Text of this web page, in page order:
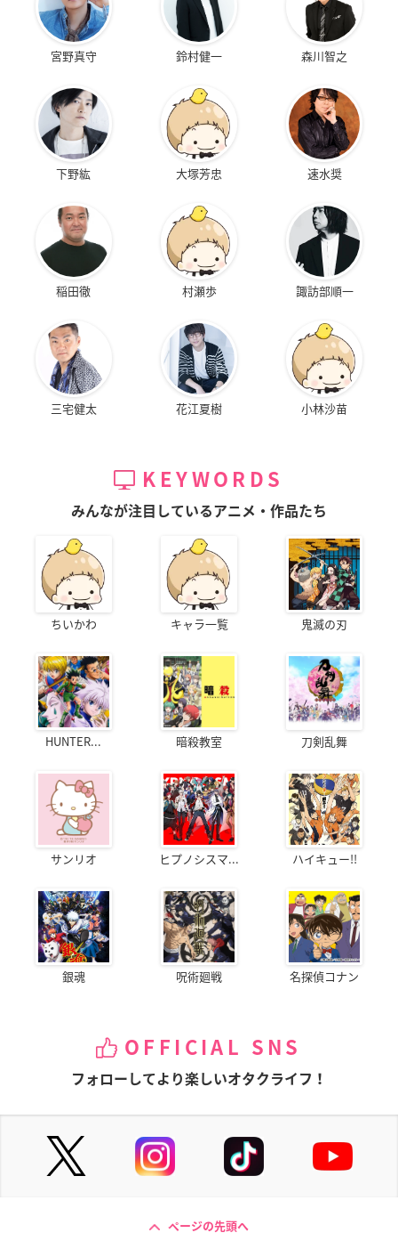
宮野真守 鈴村健一 森川智之
下野紘 大塚芳忠 速水奨
稲田徹 村瀬歩 諏訪部順一
三宅健太 花江夏樹 小林沙苗
KEYWORDS
みんなが注目しているアニメ・作品たち
ちいかわ キャラ一覧 鬼滅の刃
HUNTER... 暗殺教室 刀剣乱舞
サンリオ ヒプノシスマ... ハイキュー!!
銀魂 呪術廻戦 名探偵コナン
OFFICIAL SNS
フォローしてより楽しいオタクライフ！
ページの先頭へ